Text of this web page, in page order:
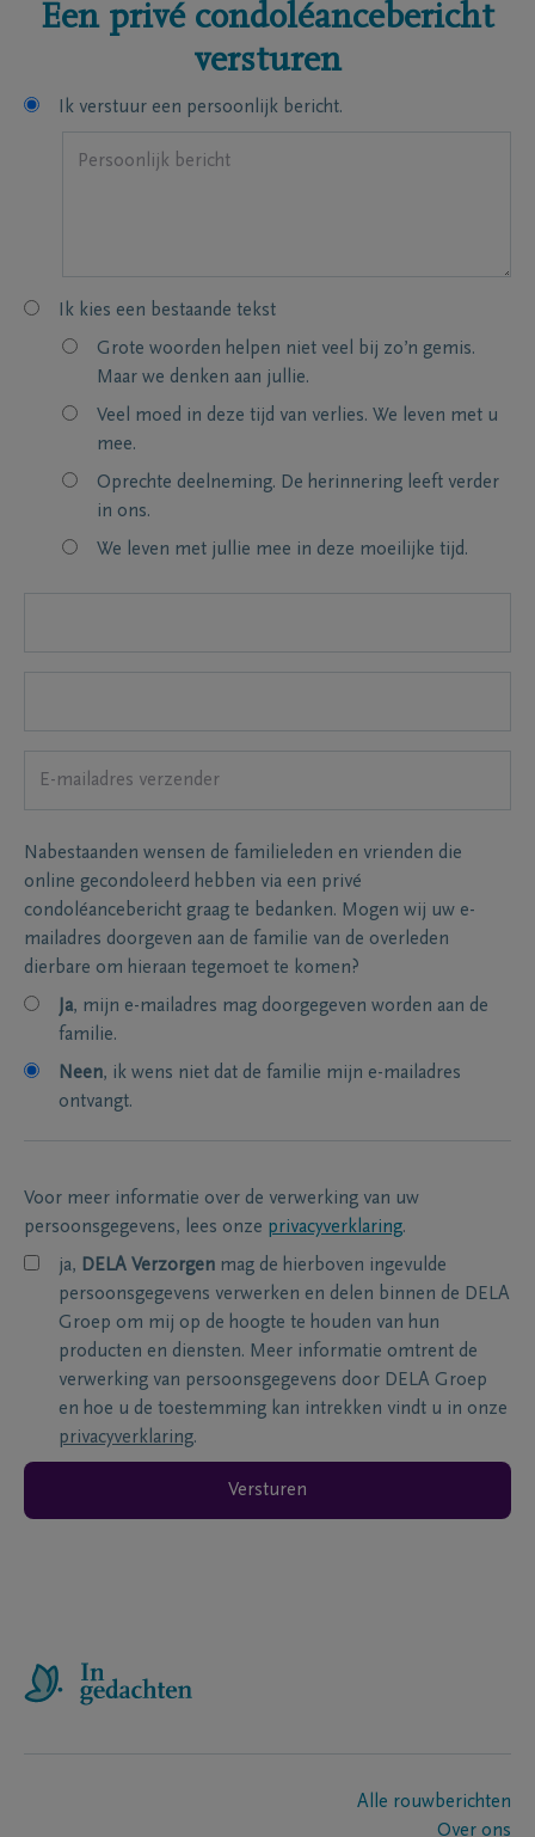
Een privé condoléancebericht
versturen
Ik verstuur een persoonlijk bericht.
Ik kies een bestaande tekst
Grote woorden helpen niet veel bij zo’n gemis.
Maar we denken aan jullie.
Veel moed in deze tijd van verlies. We leven met u
mee.
Oprechte deelneming. De herinnering leeft verder
in ons.
We leven met jullie mee in deze moeilijke tijd.
Nabestaanden wensen de familieleden en vrienden die
online gecondoleerd hebben via een privé
condoléancebericht graag te bedanken. Mogen wij uw e-
mailadres doorgeven aan de familie van de overleden
dierbare om hieraan tegemoet te komen?
Ja, mijn e-mailadres mag doorgegeven worden aan de
familie.
Neen, ik wens niet dat de familie mijn e-mailadres
ontvangt.
Voor meer informatie over de verwerking van uw
persoonsgegevens, lees onze privacyverklaring.
ja, DELA Verzorgen mag de hierboven ingevulde
persoonsgegevens verwerken en delen binnen de DELA
Groep om mij op de hoogte te houden van hun
producten en diensten. Meer informatie omtrent de
verwerking van persoonsgegevens door DELA Groep
en hoe u de toestemming kan intrekken vindt u in onze
privacyverklaring.
Versturen
Alle rouwberichten
Over ons